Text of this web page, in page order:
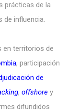
prácticas de la
de influencia.
en territorios de
, participación
de
, offshore y
difundidos